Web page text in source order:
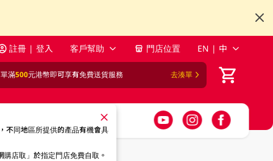
註冊 | 登入 客戶幫助 門店位置 EN | 中
滿500元港幣即可享有免費送貨服務 去湊單
不同地區所提供的產品有機會具
店取」於指定門店免費自取。